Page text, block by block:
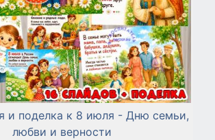
и поделка к 8 июля - Дню семьи,
любви и верности